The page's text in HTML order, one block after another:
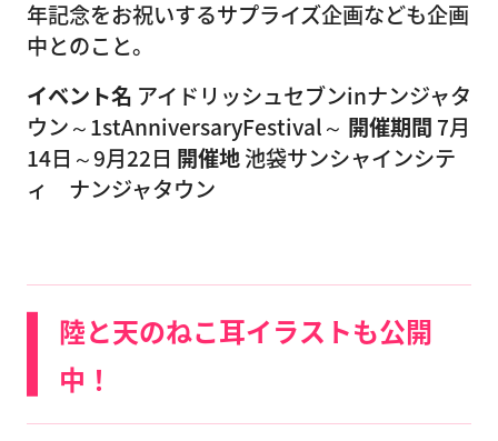
年記念をお祝いするサプライズ企画なども企画
中とのこと。
イベント名 アイドリッシュセブンinナンジャタ
ウン～1stAnniversaryFestival～ 開催期間 7月
14日～9月22日 開催地池袋サンシャインシテ
ィ ナンジャタウン
陸と天のねこ耳イラストも公開
中！